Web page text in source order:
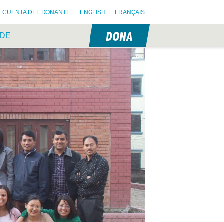
CUENTA DEL DONANTE ENGLISH FRANÇAIS
DONA